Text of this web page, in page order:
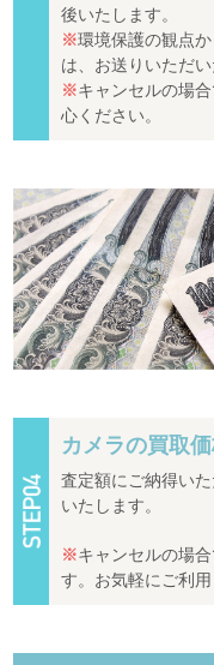
後いたします。
※環境保護の観点
は、お送りいただ
※キャンセルの場
心ください。
カメラの買取
査定額にご納得い
いたします。
※キャンセルの場
す。お気軽にご利用